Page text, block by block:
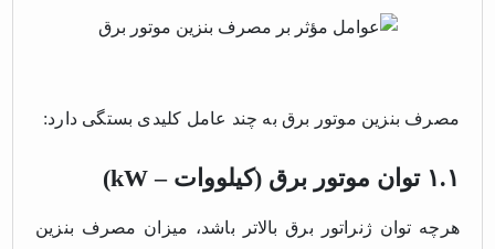
مصرف بنزین موتور برق به چند عامل کلیدی بستگی دارد:
۱.۱ توان موتور برق (کیلووات – kW)
هرچه توان ژنراتور برق بالاتر باشد، میزان مصرف بنزین